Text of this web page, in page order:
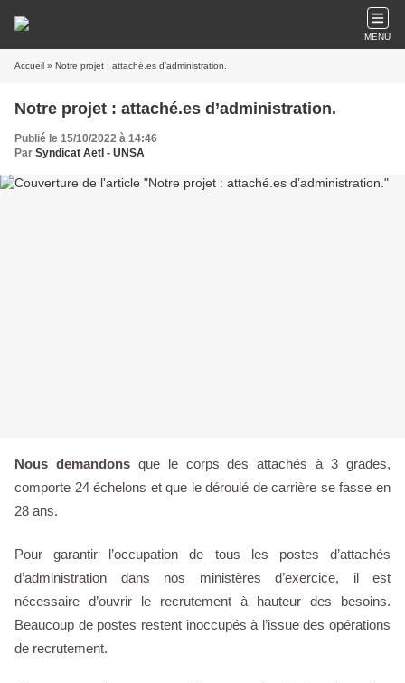
MENU
Accueil » Notre projet : attaché.es d’administration.
Notre projet : attaché.es d’administration.
Publié le 15/10/2022 à 14:46
Par Syndicat AetI - UNSA
Nous demandons que le corps des attachés à 3 grades,
comporte 24 échelons et que le déroulé de carrière se fasse en
28 ans.
Pour garantir l’occupation de tous les postes d’attachés
d’administration dans nos ministères d’exercice, il est
nécessaire d’ouvrir le recrutement à hauteur des besoins.
Beaucoup de postes restent inoccupés à l’issue des opérations
de recrutement.